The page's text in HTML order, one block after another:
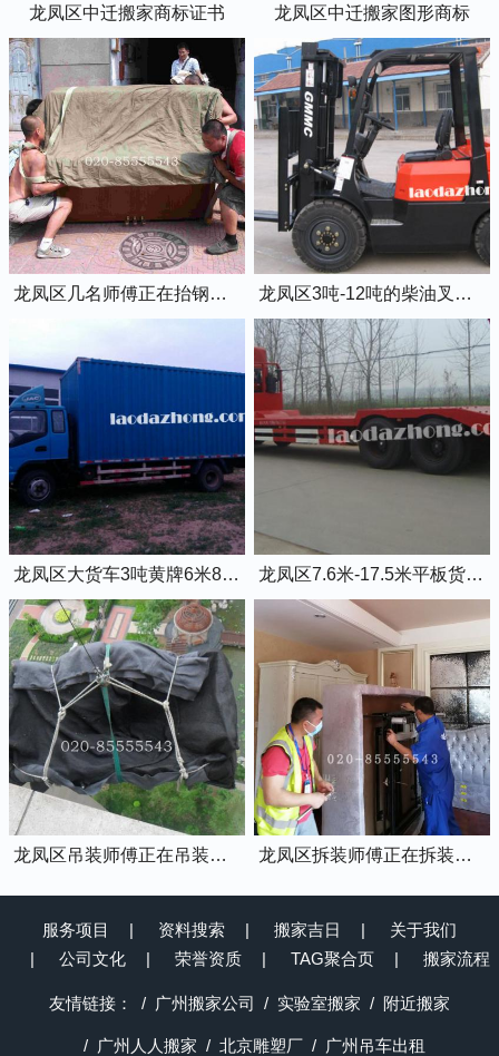
龙凤区中迁搬家商标证书 龙凤区中迁搬家图形商标
龙凤区几名师傅正在抬钢琴上楼 龙凤区3吨-12吨的柴油叉车出租
龙凤区大货车3吨黄牌6米8的厢式货车 龙凤区7.6米-17.5米平板货车出租
龙凤区吊装师傅正在吊装物品上楼 龙凤区拆装师傅正在拆装家具
服务项目 资料搜索 搬家吉日
关于我们
公司文化
荣誉资质 TAG聚合页 搬家流程
友情链接： 广州搬家公司 实验室搬家 附近搬家
广州人人搬家 北京雕塑厂 广州吊车出租